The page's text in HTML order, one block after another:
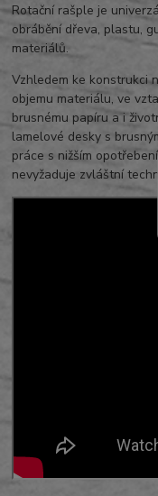
Rotační rašple je
obrábění dřeva, plastu,
materiálů.
Vzhledem ke konstrukci
objemu materiálu, ve
brusnému papíru a i
lamelové desky s
práce s nižším
nevyžaduje zvláštní